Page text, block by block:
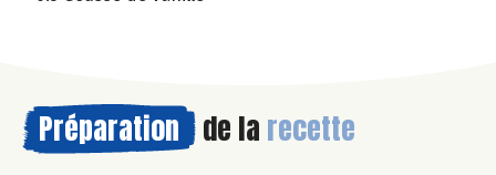
Préparation de la recette